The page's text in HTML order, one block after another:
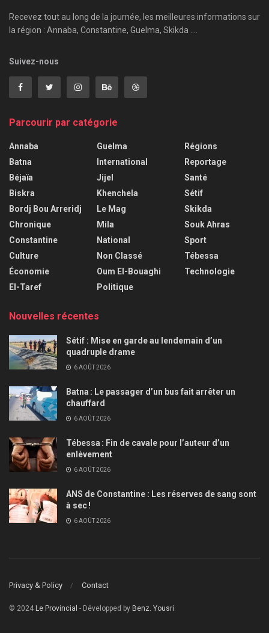
Recevez tout au long de la journée, les meilleures informations sur
la région : Annaba, Constantine, Guelma, Skikda ....
Suivez-nous
Parcourir par catégorie
Annaba
Batna
Béjaïa
Biskra
Bordj Bou Arreridj
Chronique
Constantine
Culture
Économie
El-Taref
Guelma
International
Jijel
Khenchela
Le Mag
Mila
National
Non Classé
Oum El-Bouaghi
Politique
Régions
Reportage
Santé
Sétif
Skikda
Souk Ahras
Sport
Tébessa
Technologie
Nouvelles récentes
Sétif : Mise en garde au lendemain d’un
quadruple drame
6 AOÛT 2026
Batna : Le passager d’un bus fait arrêter un
chauffard
6 AOÛT 2026
Tébessa : Fin de cavale pour l’auteur d’un
enlèvement
6 AOÛT 2026
ANS de Constantine : Les réserves de sang sont
à sec !
6 AOÛT 2026
Privacy & Policy Contact
© 2024 Le Provincial - Développed by Benz. Yousri.